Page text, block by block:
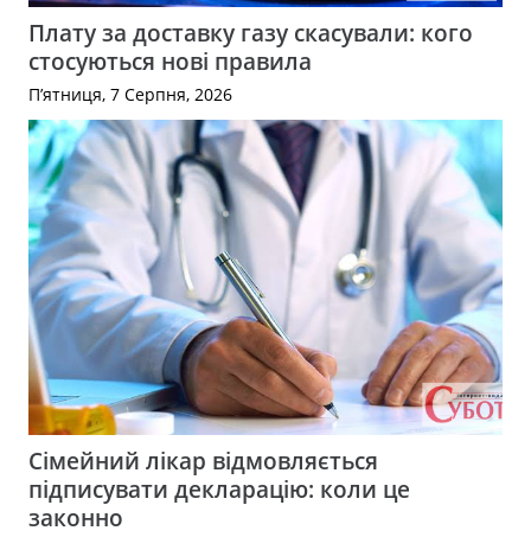
Плату за доставку газу скасували: кого
стосуються нові правила
П’ятниця, 7 Серпня, 2026
Сімейний лікар відмовляється
підписувати декларацію: коли це
законно